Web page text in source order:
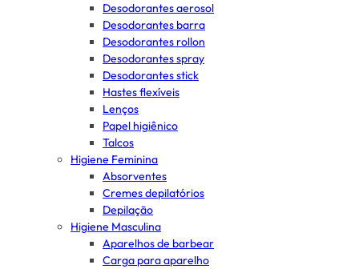
Desodorantes aerosol
Desodorantes barra
Desodorantes rollon
Desodorantes spray
Desodorantes stick
Hastes flexíveis
Lenços
Papel higiênico
Talcos
Higiene Feminina
Absorventes
Cremes depilatórios
Depilação
Higiene Masculina
Aparelhos de barbear
Carga para aparelho